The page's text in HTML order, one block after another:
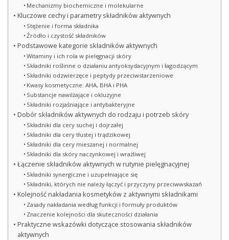
Mechanizmy biochemiczne i molekularne
Kluczowe cechy i parametry składników aktywnych
Stężenie i forma składnika
Źródło i czystość składników
Podstawowe kategorie składników aktywnych
Witaminy i ich rola w pielęgnacji skóry
Składniki roślinne o działaniu antyoksydacyjnym i łagodzącym
Składniki odzwierzęce i peptydy przeciwstarzeniowe
Kwasy kosmetyczne: AHA, BHA i PHA
Substancje nawilżające i okluzyjne
Składniki rozjaśniające i antybakteryjne
Dobór składników aktywnych do rodzaju i potrzeb skóry
Składniki dla cery suchej i dojrzałej
Składniki dla cery tłustej i trądzikowej
Składniki dla cery mieszanej i normalnej
Składniki dla skóry naczynkowej i wrażliwej
Łączenie składników aktywnych w rutynie pielęgnacyjnej
Składniki synergiczne i uzupełniające się
Składniki, których nie należy łączyć i przyczyny przeciwwskazań
Kolejność nakładania kosmetyków z aktywnymi składnikami
Zasady nakładania według funkcji i formuły produktów
Znaczenie kolejności dla skuteczności działania
Praktyczne wskazówki dotyczące stosowania składników
aktywnych